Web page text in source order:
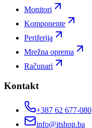
Monitori
Komponente
Periferija
Mrežna oprema
Računari
Kontakt
+387 62 677-080
info@itshop.ba